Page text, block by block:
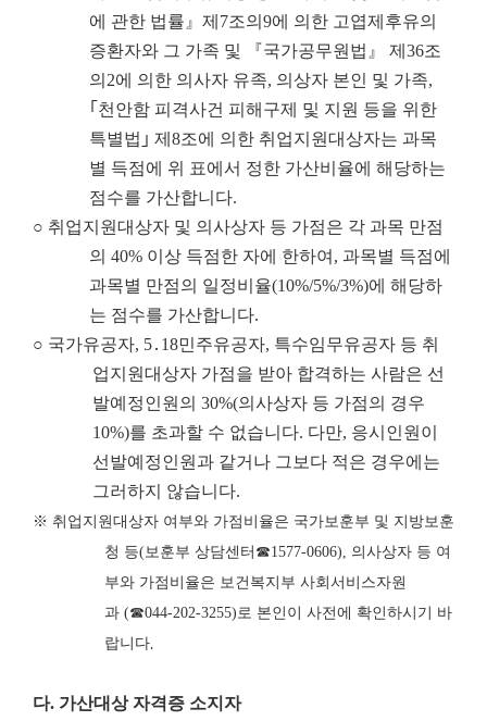
에 관한 법률』제7조의9에 의한 고엽제후유의
증환자와 그 가족 및 『국가공무원법』 제36조
의2에 의한 의사자 유족, 의상자 본인 및 가족,
｢천안함 피격사건 피해구제 및 지원 등을 위한
특별법｣ 제8조에 의한 취업지원대상자는 과목
별 득점에 위 표에서 정한 가산비율에 해당하는
점수를 가산합니다.
○ 취업지원대상자 및 의사상자 등 가점은 각 과목 만점
의 40% 이상 득점한 자에 한하여, 과목별 득점에
과목별 만점의 일정비율(10%/5%/3%)에 해당하
는 점수를 가산합니다.
○ 국가유공자, 5․18민주유공자, 특수임무유공자 등 취
업지원대상자 가점을 받아 합격하는 사람은 선
발예정인원의 30%(의사상자 등 가점의 경우
10%)를 초과할 수 없습니다. 다만, 응시인원이
선발예정인원과 같거나 그보다 적은 경우에는
그러하지 않습니다.
※ 취업지원대상자 여부와 가점비율은 국가보훈부 및 지방보훈
청 등(보훈부 상담센터 ☎1577-0606), 의사상자 등 여
부와 가점비율은 보건복지부 사회서비스자원
과 (☎044-202-3255) 로 본인이 사전에 확인하시기 바
랍니다.
다. 가산대상 자격증 소지자